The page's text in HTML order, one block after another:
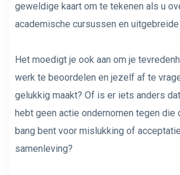
geweldige kaart om te tekenen als u
academische cursussen en
Het moedigt je ook aan om je
werk te beoordelen en jezelf af te
gelukkig maakt? Of is er iets anders
hebt geen actie ondernomen tegen die
bang bent voor mislukking of
samenleving?